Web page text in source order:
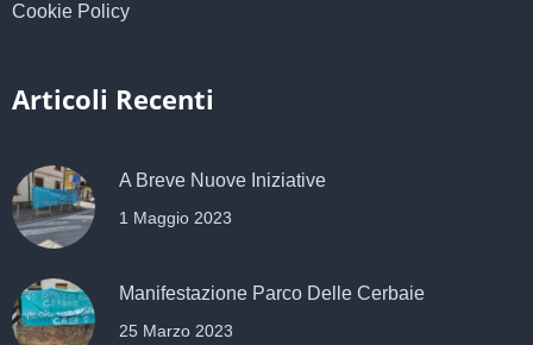
Cookie Policy
Articoli Recenti
A Breve Nuove Iniziative
1 Maggio 2023
Manifestazione Parco Delle Cerbaie
25 Marzo 2023